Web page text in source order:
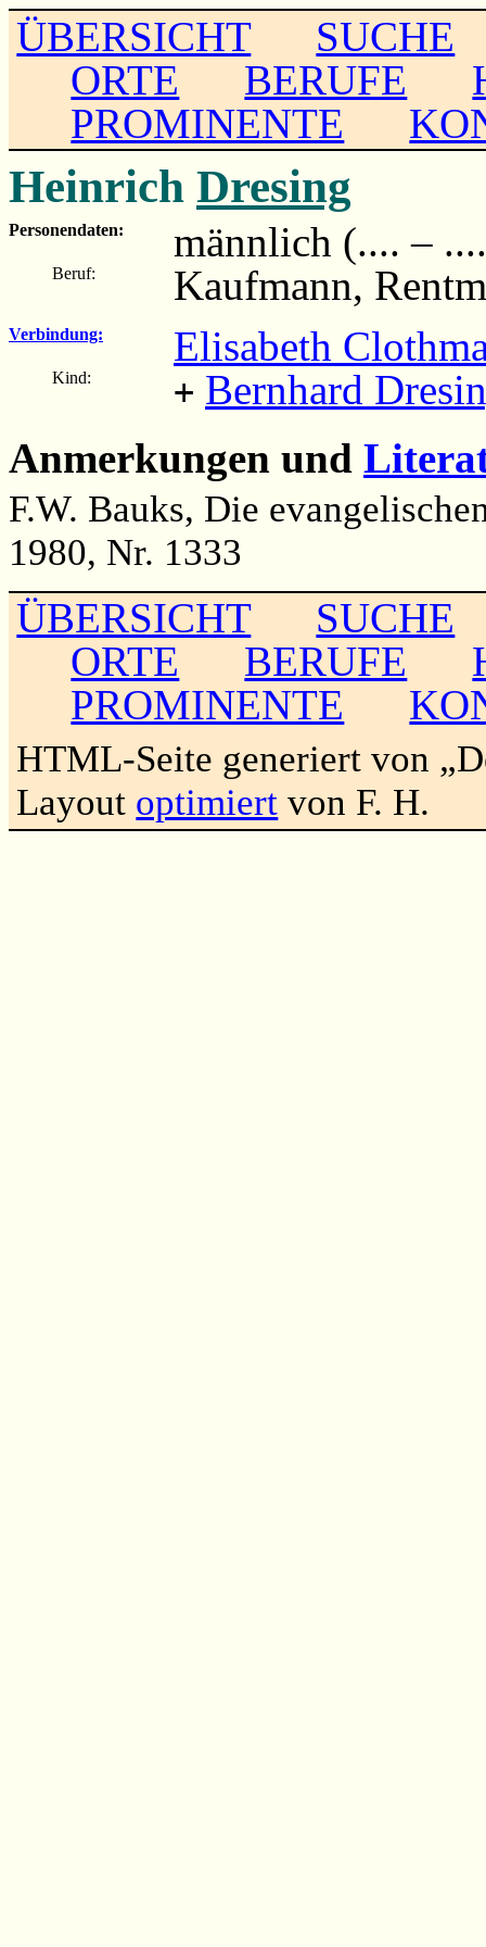
ÜBERSICHT
SUCHE
ORTE
BERUFE
PROMINENTE
Heinrich Dresing
Personendaten: männlich (.... –
Beruf: Kaufmann,
Verbindung: Elisabeth
Kind: + Bernhard
Anmerkungen und
F.W. Bauks, Die
1980, Nr. 1333
ÜBERSICHT
SUCHE
ORTE
BERUFE
PROMINENTE
HTML-Seite generiert von
Layout optimiert von F. H.